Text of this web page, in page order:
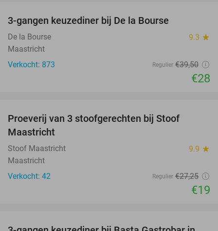
3-gangen keuzediner bij De la Bourse
De la Bourse 9.3 star
Maastricht
Verkocht: 873
Regulier €39,50
€28
Proeverij van 3 stoofgerechten bij Stoof
Maastricht
Stoof Maastricht 9.9 star
Maastricht
Verkocht: 42
Regulier €27,25
€19